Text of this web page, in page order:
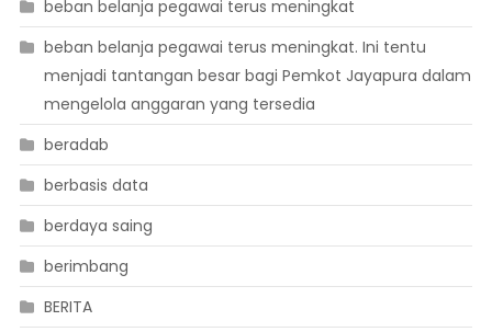
beban belanja pegawai terus meningkat
beban belanja pegawai terus meningkat. Ini tentu
menjadi tantangan besar bagi Pemkot Jayapura dalam
mengelola anggaran yang tersedia
beradab
berbasis data
berdaya saing
berimbang
BERITA